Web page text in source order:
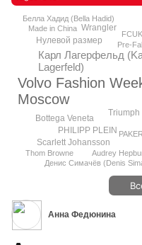
Volvo Fashion
Moscow
Карл Лагерфельд
Lagerfeld)
Bottega Veneta
PHILIPP PLEIN
Scarlett Johansson
Нулевой размер
Wrangler
Triumph
Thom Browne
Денис Симачёв (Denis
Белла Хадид (Bella Hadid)
Audrey
Pre-
FCUK
Made in China
Анна Федюнина